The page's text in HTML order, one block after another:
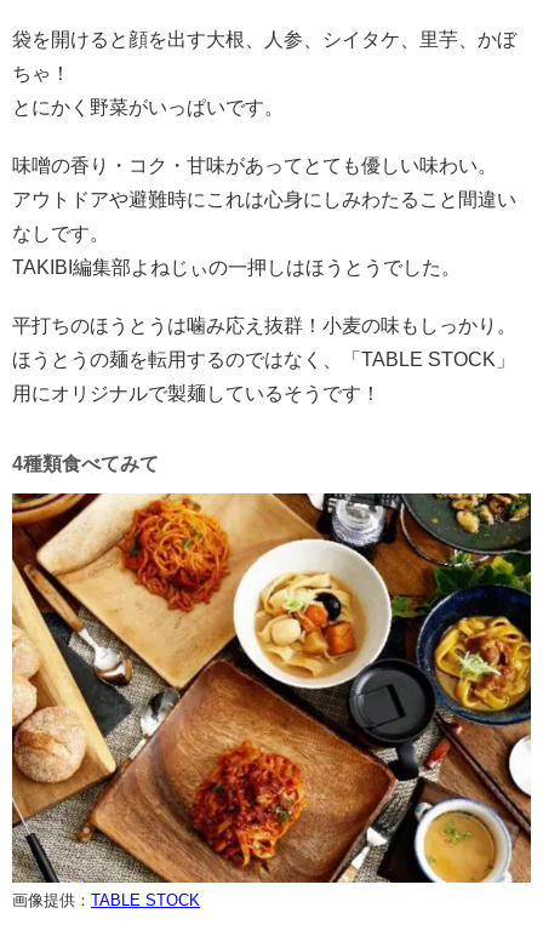
袋を開けると顔を出す大根、人参、シイタケ、里芋、かぼ
ちゃ！
とにかく野菜がいっぱいです。
味噌の香り・コク・甘味があってとても優しい味わい。
アウトドアや避難時にこれは心身にしみわたること間違い
なしです。
TAKIBI編集部よねじぃの一押しはほうとうでした。
平打ちのほうとうは噛み応え抜群！小麦の味もしっかり。
ほうとうの麺を転用するのではなく、「TABLE STOCK」
用にオリジナルで製麺しているそうです！
4種類食べてみて
画像提供： TABLE STOCK